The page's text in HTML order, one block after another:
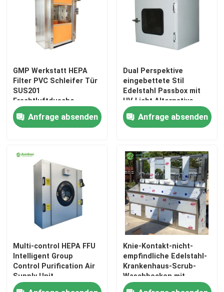
Modularer Operationssaal
Automatische Krankenhaus-Tür
chirurgischer Operationstisch
medizinischer Deckenanhänger
Chirurgisches Licht LED
Operationssaal für Chirurgie
Krankenhaus-Operationssaal
Pharmazeutische Reinraum-Tür
GMP Werkstatt HEPA
Filter PVC Schleifer Tür
SUS201
Frachtluftdusche
Anfrage absenden
Dual Perspektive
eingebettete Stil
Edelstahl Passbox mit
UV-Licht Alternative
Anfrage absenden
Multi-control HEPA FFU
Intelligent Group
Control Purification Air
Supply Unit
Knie-Kontakt-nicht-
empfindliche Edelstahl-
Krankenhaus-Scrub-
Waschbecken mit
Warmwasserbereiter